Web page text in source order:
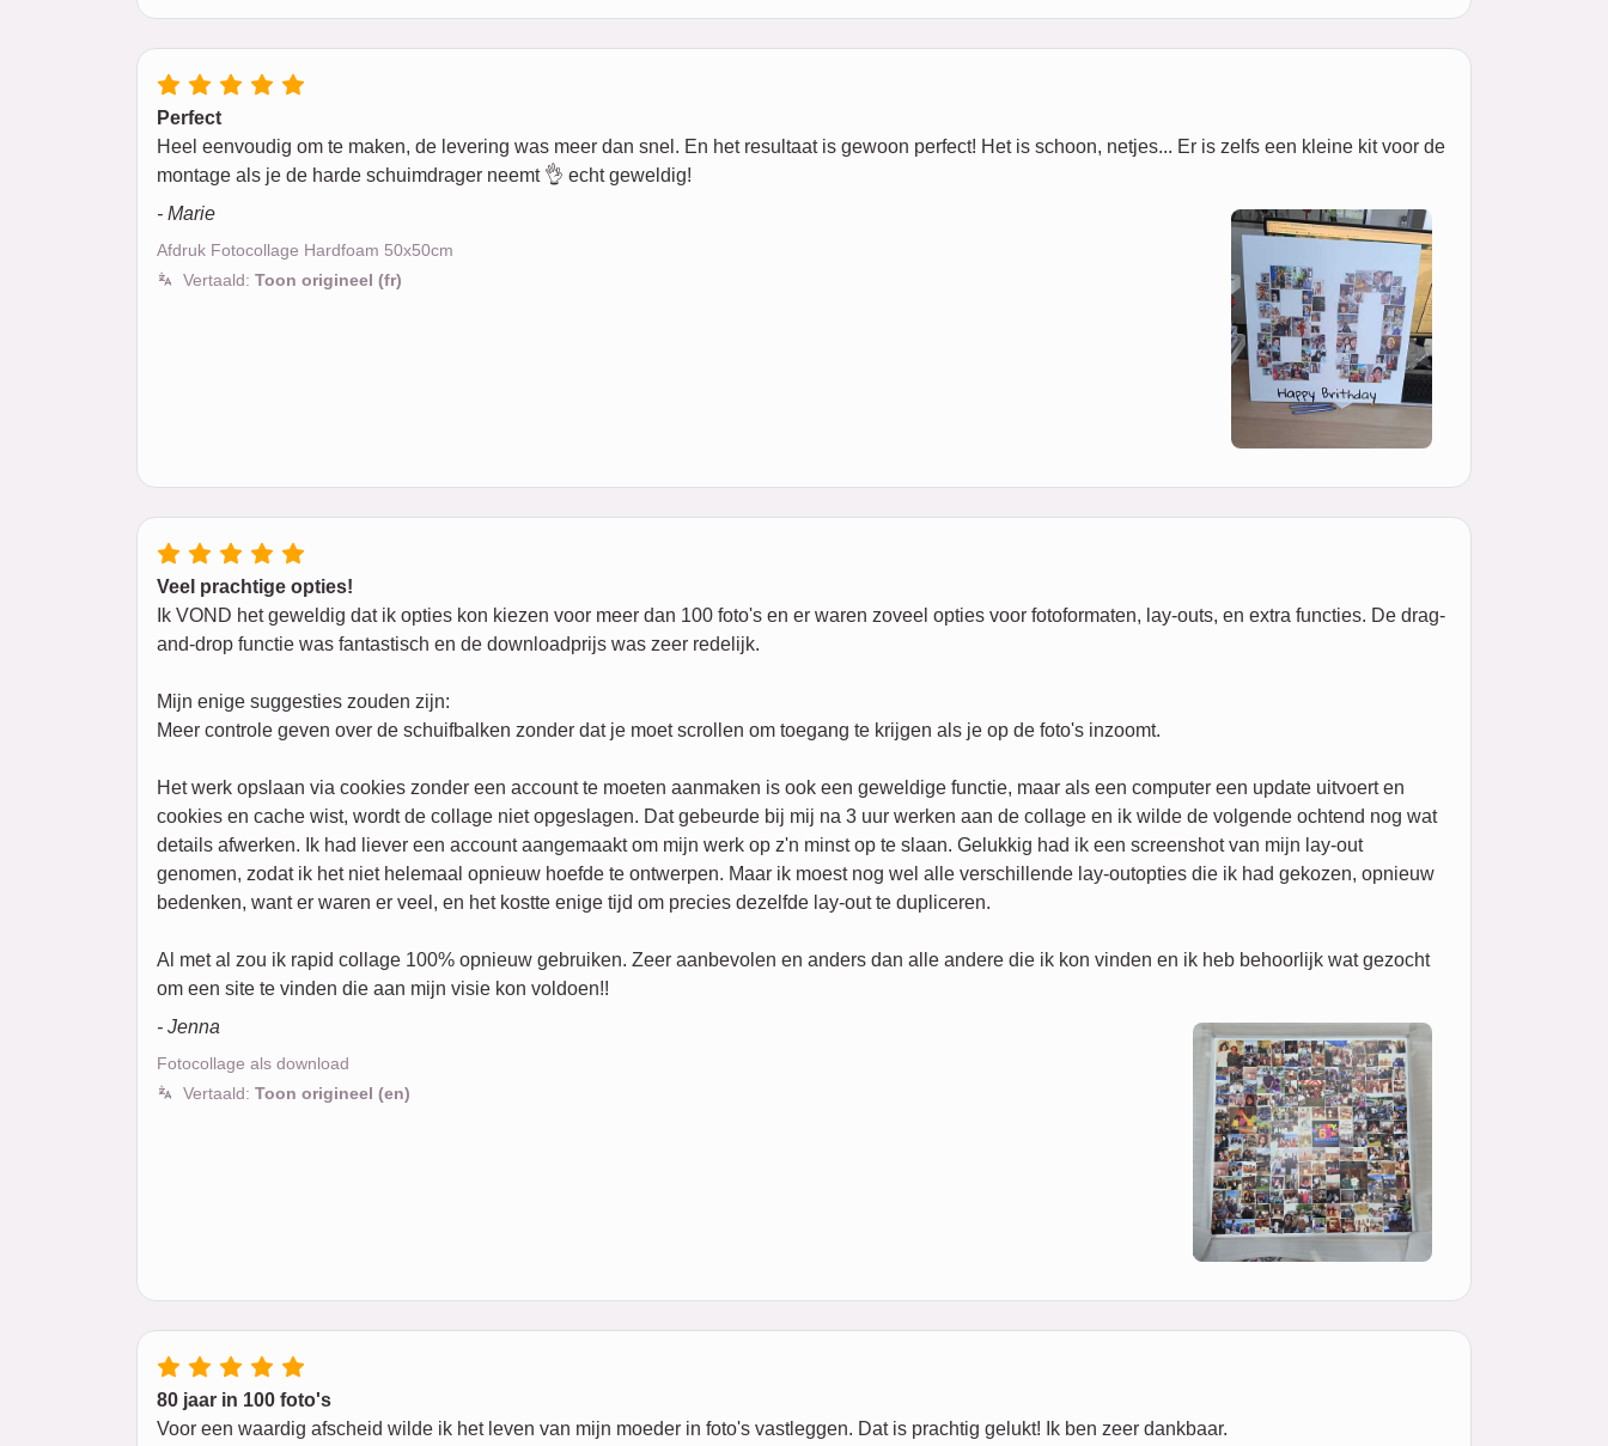
Perfect
Heel eenvoudig om te maken, de levering was meer dan snel. En het resultaat is gewoon perfect! Het is schoon, netjes... Er is zelfs een kleine kit voor de
montage als je de harde schuimdrager neemt 👌 echt geweldig!
- Marie
Afdruk Fotocollage Hardfoam 50x50cm
Vertaald: Toon origineel (fr)
Veel prachtige opties!
Ik VOND het geweldig dat ik opties kon kiezen voor meer dan 100 foto's en er waren zoveel opties voor fotoformaten, lay-outs, en extra functies. De drag-
and-drop functie was fantastisch en de downloadprijs was zeer redelijk.
Mijn enige suggesties zouden zijn:
Meer controle geven over de schuifbalken zonder dat je moet scrollen om toegang te krijgen als je op de foto's inzoomt.
Het werk opslaan via cookies zonder een account te moeten aanmaken is ook een geweldige functie, maar als een computer een update uitvoert en
cookies en cache wist, wordt de collage niet opgeslagen. Dat gebeurde bij mij na 3 uur werken aan de collage en ik wilde de volgende ochtend nog wat
details afwerken. Ik had liever een account aangemaakt om mijn werk op z'n minst op te slaan. Gelukkig had ik een screenshot van mijn lay-out
genomen, zodat ik het niet helemaal opnieuw hoefde te ontwerpen. Maar ik moest nog wel alle verschillende lay-outopties die ik had gekozen, opnieuw
bedenken, want er waren er veel, en het kostte enige tijd om precies dezelfde lay-out te dupliceren.
Al met al zou ik rapid collage 100% opnieuw gebruiken. Zeer aanbevolen en anders dan alle andere die ik kon vinden en ik heb behoorlijk wat gezocht
om een site te vinden die aan mijn visie kon voldoen!!
- Jenna
Fotocollage als download
Vertaald: Toon origineel (en)
80 jaar in 100 foto's
Voor een waardig afscheid wilde ik het leven van mijn moeder in foto's vastleggen. Dat is prachtig gelukt! Ik ben zeer dankbaar.